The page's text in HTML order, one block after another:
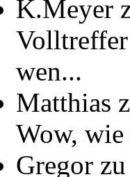
K.Meyer
wen...
Matthias
Wow,
Gregor zu